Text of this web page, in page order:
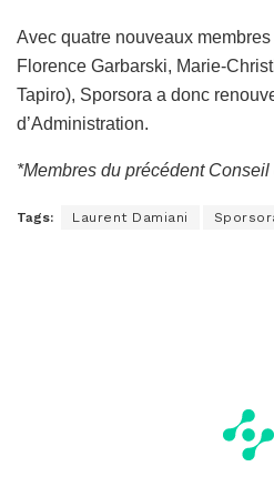
Avec quatre nouveaux
Florence Garbarski, Marie-
Tapiro), Sporsora a donc
d’Administration.
*Membres du précédent Conseil
Tags: Laurent Damiani